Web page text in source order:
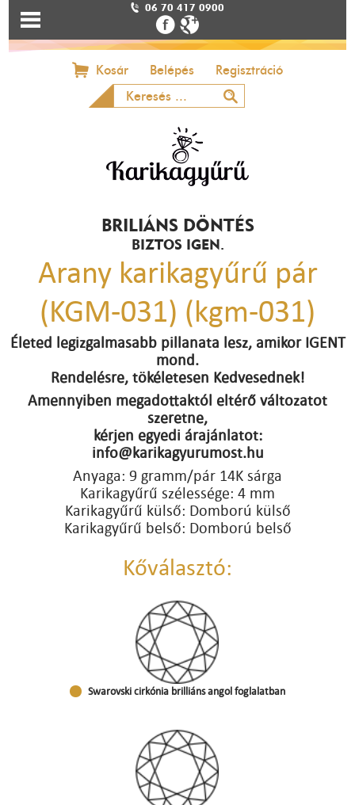
06 70 417 0900
Kosár Belépés Regisztráció
BRILIÁNS DÖNTÉS
BIZTOS IGEN.
Arany karikagyűrű pár
(KGM-031) (kgm-031)
Életed legizgalmasabb pillanata lesz, amikor IGENT
mond.
Rendelésre, tökéletesen Kedvesednek!
Amennyiben megadottaktól eltérő változatot
szeretne,
kérjen egyedi árajánlatot:
info@karikagyurumost.hu
Anyaga: 9 gramm/pár 14K sárga
Karikagyűrű szélessége: 4 mm
Karikagyűrű külső: Domború külső
Karikagyűrű belső: Domború belső
Kőválasztó:
Swarovski cirkónia brilliáns angol foglalatban